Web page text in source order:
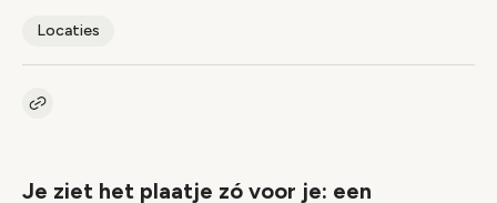
Locaties
Kopieer link naar artikel
Je ziet het plaatje zó voor je: een